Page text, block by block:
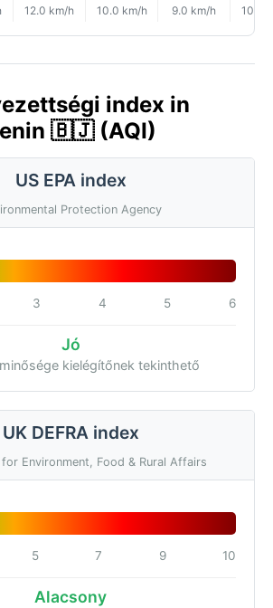
12.0 km/h 10.0 km/h 9.0 km/h 10.0
index in
🇧🇯 (AQI)
US EPA index
Protection Agency
3 4 5 6
Jó
kielégítőnek tekinthető
UK DEFRA index
Environment, Food & Rural Affairs
5 7 9 10
Alacsony